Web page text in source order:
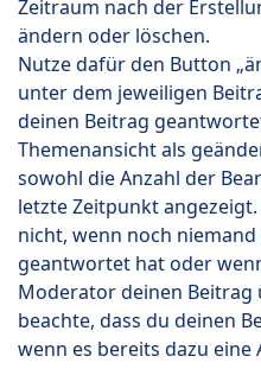
Zeitraum nach der
ändern oder löschen.
Nutze dafür den Button
unter dem jeweiligen
deinen Beitrag
Themenansicht als
sowohl die Anzahl der
letzte Zeitpunkt
nicht, wenn noch
geantwortet hat oder
Moderator deinen
beachte, dass du deinen
wenn es bereits dazu